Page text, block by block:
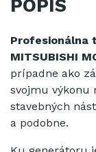
POPIS
Profesionálna
MITSUBISHI
prípadne ako
svojmu výkonu
stavebných
a podobne.